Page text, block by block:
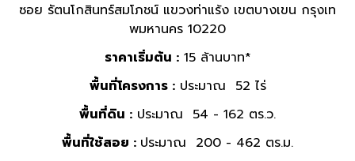
ซอย รัตนโกสินทร์สมโภชน์ แขวงท่าแร้ง เขตบางเขน กรุงเท
พมหานคร 10220
ราคาเริ่มต้น :15 ล้านบาท*
พื้นที่โครงการ :ประมาณ 52 ไร่
พื้นที่ดิน : ประมาณ 54 - 162 ตร.ว.
พื้นที่ใช้สอย : ประมาณ 200 - 462 ตร.ม.